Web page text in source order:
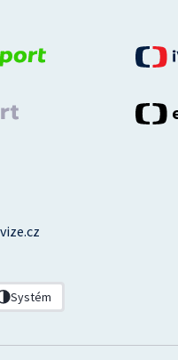
Systém